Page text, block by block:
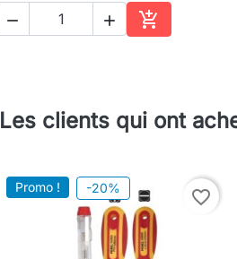
  
Ajouter au
Les clients qui ont
Promo ! -20% favorite_border